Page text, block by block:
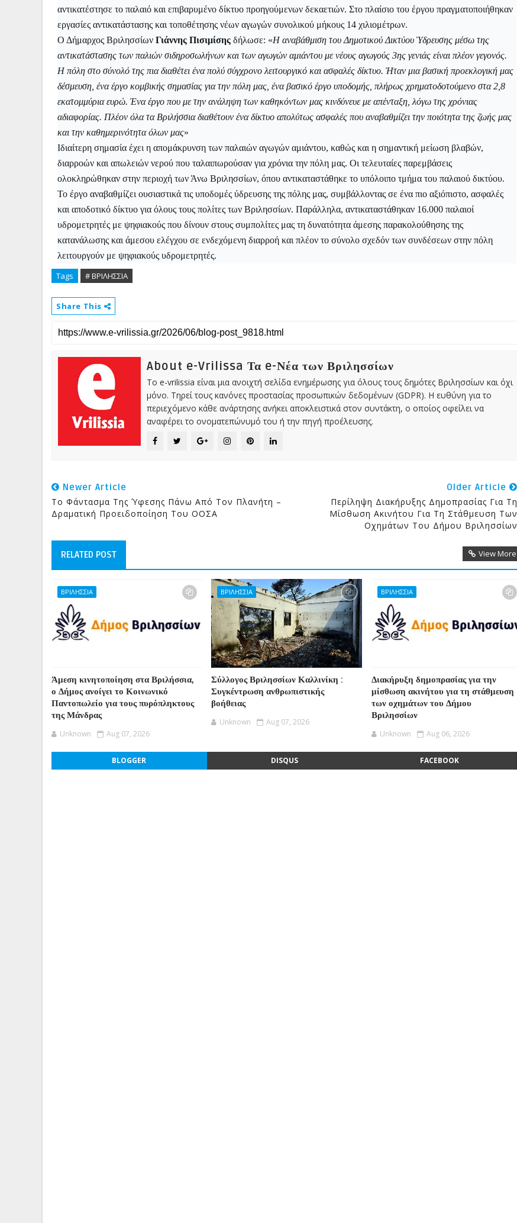
αντικατέστησε το παλαιό και επιβαρυμένο δίκτυο προηγούμενων δεκαετιών. Στο πλαίσιο του έργου πραγματοποιήθηκαν
εργασίες αντικατάστασης και τοποθέτησης νέων αγωγών συνολικού μήκους 14 χιλιομέτρων.
Ο Δήμαρχος Βριλησσίων Γιάννης Πισιμίσης δήλωσε: «Η αναβάθμιση του Δημοτικού Δικτύου Ύδρευσης μέσω της
αντικατάστασης των παλιών σιδηροσωλήνων και των αγωγών αμιάντου με νέους αγωγούς 3ης γενιάς είναι πλέον γεγονός.
Η πόλη στο σύνολό της πια διαθέτει ένα πολύ σύγχρονο λειτουργικό και ασφαλές δίκτυο. Ήταν μια βασική προεκλογική μας
δέσμευση, ένα έργο κομβικής σημασίας για την πόλη μας, ένα βασικό έργο υποδομής, πλήρως χρηματοδοτούμενο στα 2,8
εκατομμύρια ευρώ. Ένα έργο που με την ανάληψη των καθηκόντων μας κινδύνευεμε απένταξη, λόγω της χρόνιας
αδιαφορίας. Πλέον όλα τα Βριλήσσια διαθέτουν ένα δίκτυο απολύτως ασφαλές που αναβαθμίζει την ποιότητα της ζωής μας
και την καθημερινότητα όλων μας»
Ιδιαίτερη σημασία έχει η απομάκρυνση των παλαιών αγωγών αμιάντου, καθώς και η σημαντική μείωση βλαβών,
διαρροών και απωλειών νερού που ταλαιπωρούσαν για χρόνια την πόλη μας. Οι τελευταίες παρεμβάσεις
ολοκληρώθηκαν στην περιοχή των Άνω Βριλησσίων, όπου αντικαταστάθηκε το υπόλοιπο τμήμα του παλαιού δικτύου.
Το έργο αναβαθμίζει ουσιαστικά τις υποδομές ύδρευσης της πόλης μας, συμβάλλοντας σε ένα πιο αξιόπιστο, ασφαλές
και αποδοτικό δίκτυο για όλους τους πολίτες των Βριλησσίων. Παράλληλα, αντικαταστάθηκαν 16.000 παλαιοί
υδρομετρητές με ψηφιακούς που δίνουν στους συμπολίτες μας τη δυνατότητα άμεσης παρακολούθησης της
κατανάλωσης και άμεσου ελέγχου σε ενδεχόμενη διαρροή και πλέον το σύνολο σχεδόν των συνδέσεων στην πόλη
λειτουργούν με ψηφιακούς υδρομετρητές.
Tags # ΒΡΙΛΗΣΣΙΑ
Share This
About e-Vrilissa Τα e-Νέα των Βριλησσίων
Το e-vrilissia είναι μια ανοιχτή σελίδα ενημέρωσης για όλους τους δημότες Βριλησσίων και όχι
μόνο. Τηρεί τους κανόνες προστασίας προσωπικών δεδομένων (GDPR). Η ευθύνη για το
περιεχόμενο κάθε ανάρτησης ανήκει αποκλειστικά στον συντάκτη, ο οποίος οφείλει να
αναφέρει το ονοματεπώνυμό του ή την πηγή προέλευσης.
Newer Article
Το Φάντασμα Της Ύφεσης Πάνω Από Τον Πλανήτη –
Δραματική Προειδοποίηση Του ΟΟΣΑ
Older Article
Περίληψη Διακήρυξης Δημοπρασίας Για Τη
Μίσθωση Ακινήτου Για Τη Στάθμευση Των
Οχημάτων Του Δήμου Βριλησσίων
RELATED POST View More
ΒΡΙΛΗΣΣΙΑ
Άμεση κινητοποίηση στα Βριλήσσια,
ο Δήμος ανοίγει το Κοινωνικό
Παντοπωλείο για τους πυρόπληκτους
της Μάνδρας
Unknown Aug 07, 2026
ΒΡΙΛΗΣΣΙΑ
Σύλλογος Βριλησσίων Καλλινίκη :
Συγκέντρωση ανθρωπιστικής
βοήθειας
Unknown Aug 07, 2026
ΒΡΙΛΗΣΣΙΑ
Διακήρυξη δημοπρασίας για την
μίσθωση ακινήτου για τη στάθμευση
των οχημάτων του Δήμου
Βριλησσίων
Unknown Aug 06, 2026
BLOGGER DISQUS FACEBOOK